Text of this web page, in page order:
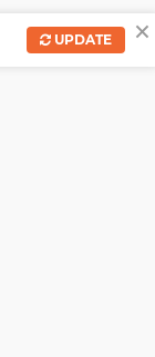
×
UPDATE